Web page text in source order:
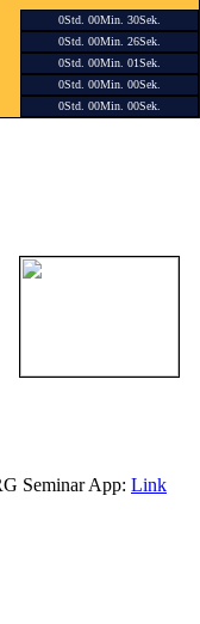
0Std. 00Min. 30Sek.
0Std. 00Min. 26Sek.
0Std. 00Min. 01Sek.
0Std. 00Min. 00Sek.
0Std. 00Min. 00Sek.
Seminar App: Link